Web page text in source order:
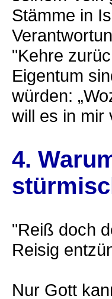
Stämme in
"Kehre
Eigentum
würden:
will es in mir
4.
"Reiß doch
Reisig
Nur Gott